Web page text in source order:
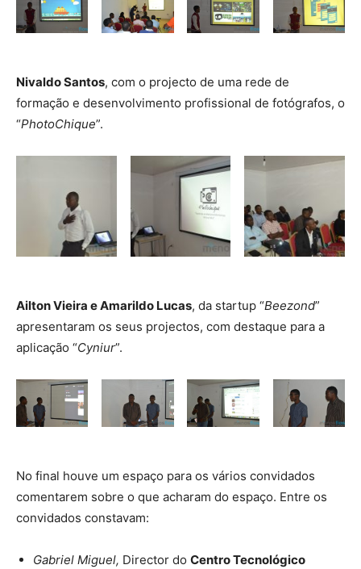
Nivaldo Santos, com o projecto de uma rede de
formação e desenvolvimento profissional de fotógrafos, o
“PhotoChique”.
Ailton Vieira e Amarildo Lucas, da startup “Beezond”
apresentaram os seus projectos, com destaque para a
aplicação “Cyniur”.
No final houve um espaço para os vários convidados
comentarem sobre o que acharam do espaço. Entre os
convidados constavam:
Gabriel Miguel, Director do Centro Tecnológico